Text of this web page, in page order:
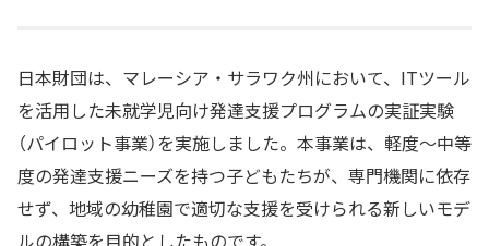
日本財団は、マレーシア・サラワク州において、ITツール
を活用した未就学児向け発達支援プログラムの実証実験
（パイロット事業）を実施しました。本事業は、軽度〜中等
度の発達支援ニーズを持つ子どもたちが、専門機関に依存
せず、地域の幼稚園で適切な支援を受けられる新しいモデ
ルの構築を目的としたものです。